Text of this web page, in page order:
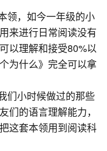
领，如今一年级的小
来进行日常阅读没有
以理解和接受80%以
为什么》完全可以拿
们小时候做过的那些
们的语言理解能力，
这套本领用到阅读科